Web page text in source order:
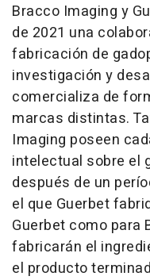
Bracco Imaging y
de 2021 una
fabricación de
investigación y
comercializa de
marcas distintas.
Imaging poseen
intelectual sobre el
después de un
el que Guerbet
Guerbet como para
fabricarán el
el producto